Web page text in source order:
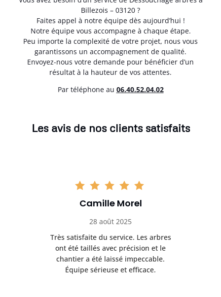
Billezois – 03120 ?
Faites appel à notre équipe dès aujourd’hui !
Notre équipe vous accompagne à chaque étape.
Peu importe la complexité de votre projet, nous vous
garantissons un accompagnement de qualité.
Envoyez-nous votre demande pour bénéficier d’un
résultat à la hauteur de vos attentes.
Par téléphone au 06.40.52.04.02
Les avis de nos clients satisfaits
Camille Morel
28 août 2025
Très satisfaite du service. Les arbres
ont été taillés avec précision et le
chantier a été laissé impeccable.
Équipe sérieuse et efficace.